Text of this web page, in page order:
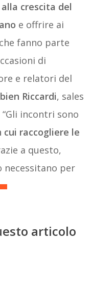
crescita del
e offrire ai
fanno parte
di
e relatori del
Riccardi, sales
incontri sono
raccogliere le
a questo,
per
articolo